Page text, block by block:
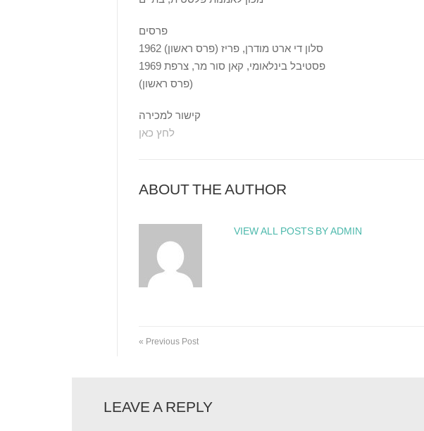
פרסים
1962 סלון די ארט מודרן, פריז (פרס ראשון)
1969 פסטיבל בינלאומי, קאן סור מר, צרפת
(פרס ראשון)
קישור למכירה
לחץ כאן
ABOUT THE AUTHOR
VIEW ALL POSTS BY ADMIN
« Previous Post
LEAVE A REPLY